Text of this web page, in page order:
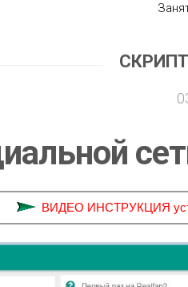
ВИДЕО ИНСТРУКЦИЯ